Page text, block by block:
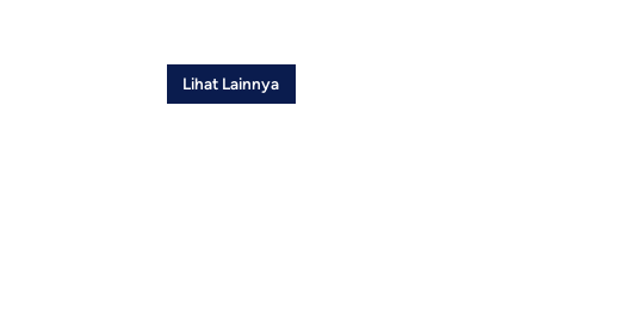
Lihat Lainnya